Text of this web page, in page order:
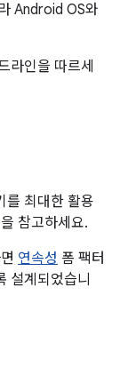
Android OS와
라인을 따르세
를 최대한 활용
참고하세요.
연속성 폼 팩터
설계되었습니